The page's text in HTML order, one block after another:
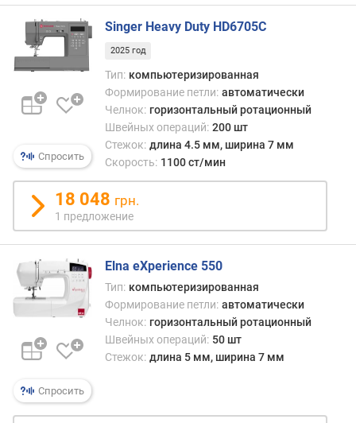
т
)
о
т
б
л
я
е
м
а
я
м
о
щ
о
с
ь
(
Спросить
Singer Heavy Duty HD6705C
2025 год
Тип: компьютеризированная
Формирование петли: автоматически
Челнок: горизонтальный ротационный
Швейных операций: 200 шт
Стежок: длина 4.5 мм, ширина 7 мм
Скорость: 1100 ст/мин
18 048 грн.
1 предложение
Спросить
Elna eXperience 550
Тип: компьютеризированная
Формирование петли: автоматически
Челнок: горизонтальный ротационный
Швейных операций: 50 шт
Стежок: длина 5 мм, ширина 7 мм